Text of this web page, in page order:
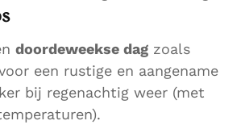
doordeweekse dag zoals
een rustige en aangename
bij regenachtig weer (met